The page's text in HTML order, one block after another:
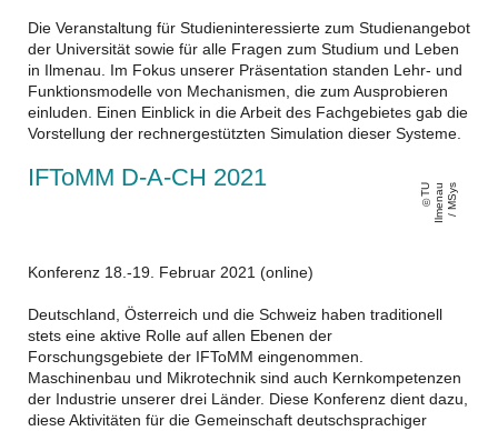
Die Veranstaltung für Studieninteressierte zum Studienangebot
der Universität sowie für alle Fragen zum Studium und Leben
in Ilmenau. Im Fokus unserer Präsentation standen Lehr- und
Funktionsmodelle von Mechanismen, die zum Ausprobieren
einluden. Einen Einblick in die Arbeit des Fachgebietes gab die
Vorstellung der rechnergestützten Simulation dieser Systeme.
IFToMM D-A-CH 2021 T
U
Il
m
e
n
a
u
/
M
S
y s
Konferenz 18.-19. Februar 2021 (online)
Deutschland, Österreich und die Schweiz haben traditionell
stets eine aktive Rolle auf allen Ebenen der
Forschungsgebiete der IFToMM eingenommen.
Maschinenbau und Mikrotechnik sind auch Kernkompetenzen
der Industrie unserer drei Länder. Diese Konferenz dient dazu,
diese Aktivitäten für die Gemeinschaft deutschsprachiger